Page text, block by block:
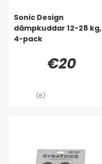
Sonic Design
dämpkuddar 12-28 kg,
4-pack
€20
(6)